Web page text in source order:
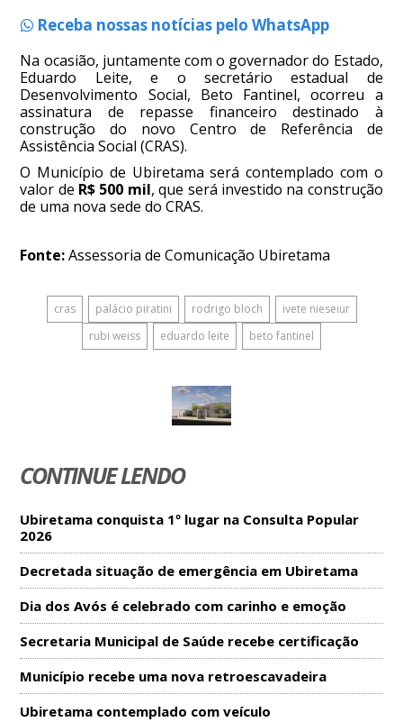
Receba nossas notícias pelo WhatsApp
Na ocasião, juntamente com o governador do Estado,
Eduardo Leite, e o secretário estadual de
Desenvolvimento Social, Beto Fantinel, ocorreu a
assinatura de repasse financeiro destinado à
construção do novo Centro de Referência de
Assistência Social (CRAS).
O Município de Ubiretama será contemplado com o
valor de R$ 500 mil, que será investido na construção
de uma nova sede do CRAS.
Fonte:Assessoria de Comunicação Ubiretama
cras palácio piratini rodrigo bloch
ivete nieseiur
rubi weiss
eduardo leite beto fantinel
CONTINUE LENDO
Ubiretama conquista 1º lugar na Consulta Popular
2026
Decretada situação de emergência em Ubiretama
Dia dos Avós é celebrado com carinho e emoção
Secretaria Municipal de Saúde recebe certificação
Município recebe uma nova retroescavadeira
Ubiretama contemplado com veículo